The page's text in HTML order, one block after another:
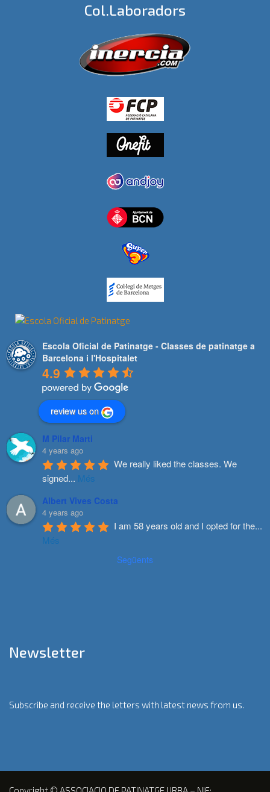
Col.laboradors
Escola Oficial de Patinatge - Classes de patinatge a
Barcelona i l'Hospitalet
4.9
review us on
M Pilar Marti
4 years ago
We really liked the classes. We
signed... Més
Albert Vives Costa
4 years ago
I am 58 years old and I opted for the...
Més
Següents
Newsletter
Subscribe and receive the letters with latest news from us.